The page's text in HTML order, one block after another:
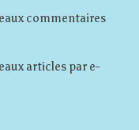
commentaires
articles par e-